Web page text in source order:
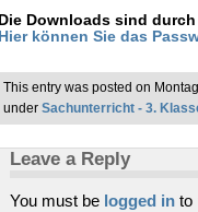
Die Downloads sind
Hier können Sie das
This entry was posted on
under Sachunterricht - 3.
Leave a Reply
You must be logged in to